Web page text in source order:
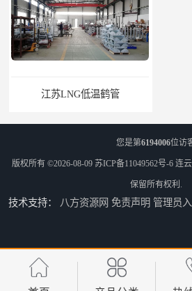
江苏LNG低温鹤管
江苏LNG鹤管
您是第6194006位访
版权所有 ©2026-08-09 苏ICP备11049562号-6 连
保留所有权利.
技术支持： 八方资源网 免责声明 管理员